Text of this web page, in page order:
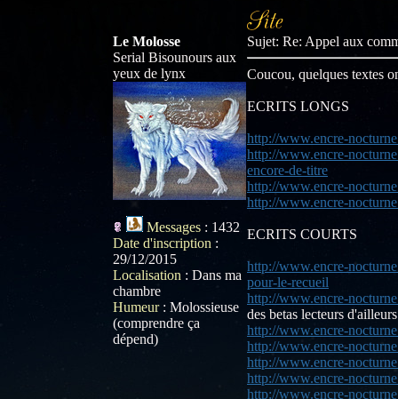
Le Molosse
Serial Bisounours aux
yeux de lynx
Messages : 1432
Date d'inscription :
29/12/2015
Localisation : Dans ma
chambre
Humeur: Molossieuse
(comprendre ça
dépend)
Sujet: Re: Appel aux
Coucou, quelques textes
ECRITS LONGS
http://www.encre-
http://www.encre-
encore-de-titre
http://www.encre-
http://www.encre-
ECRITS COURTS
http://www.encre-
pour-le-recueil
http://www.encre-
des betas lecteurs
http://www.encre-
http://www.encre-
http://www.encre-
http://www.encre-
http://www.encre-